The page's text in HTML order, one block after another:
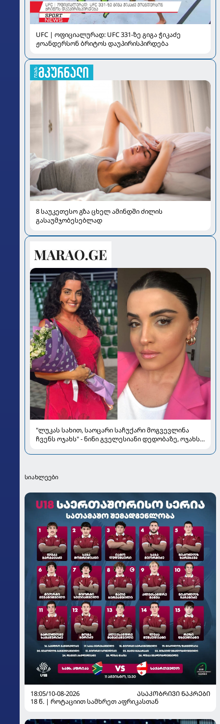
UFC | ოფიციალურად: UFC 331-ზე გიგა ჭიკაძე
ჟოანდერსონ ბრიტოს დაუპირისპირდება
8 საუკეთესო გზა ცხელ ამინდში ძილის
გასაუმჯობესებლად
"ლუკას სახით, საოცარი საჩუქარი მოგვევლინა
ჩვენს ოჯახს" - ნინი გველესიანი დედობაზე, ოჯახსა
სიახლეები
18:05/10-08-2026
ᲐᲡᲐᲙᲝᲑᲠᲘᲕᲘ ᲜᲐᲙᲠᲔᲑᲘ
18 წ. | როტაციით სამხრეთ აფრიკასთან